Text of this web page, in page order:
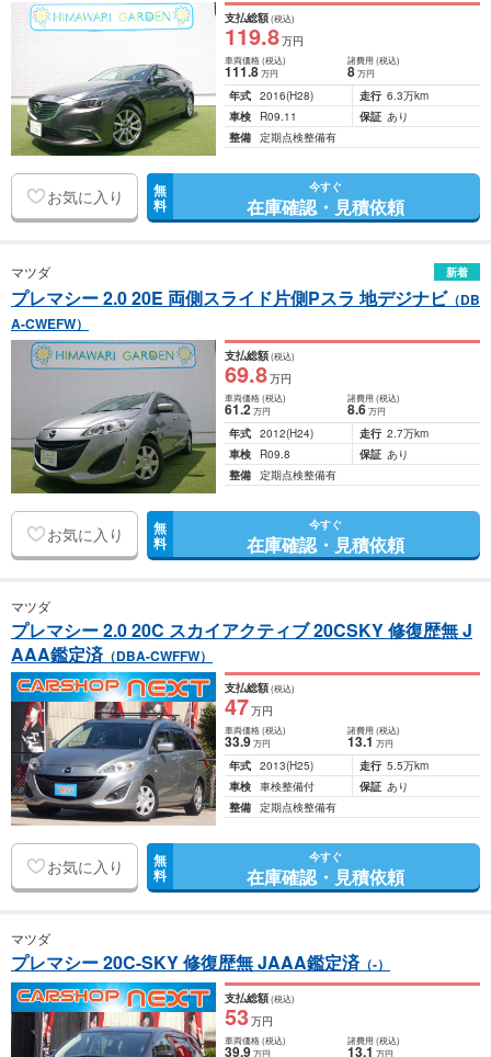
支払総額(税込)
119.8万円
車両価格(税込)
111.8万円
諸費用 (税込)
8 万円
年式 2016(H28) 走行 6.3万km
車検
R09.11 保証 あり
整備 定期点検整備有
お気に入り 無
料
今すぐ
在庫確認・見積依頼
マツダ 新着
プレマシー 2.0 20E 両側スライド片側Pスラ 地デジナビ（DB
A-CWEFW）
支払総額(税込)
69.8万円
車両価格(税込)
61.2万円
諸費用 (税込)
8.6 万円
年式 2012(H24) 走行 2.7万km
車検
R09.8 保証 あり
整備 定期点検整備有
お気に入り 無
料
今すぐ
在庫確認・見積依頼
マツダ
プレマシー 2.0 20C スカイアクティブ 20CSKY 修復歴無 J
AAA鑑定済（DBA-CWFFW）
支払総額(税込)
47万円
車両価格(税込)
33.9万円
諸費用 (税込)
13.1 万円
年式 2013(H25) 走行 5.5万km
車検 車検整備付 保証 あり
整備 定期点検整備有
お気に入り 無
料
今すぐ
在庫確認・見積依頼
マツダ
プレマシー 20C-SKY 修復歴無 JAAA鑑定済（-）
支払総額(税込)
53万円
車両価格(税込)
39.9万円
諸費用 (税込)
13.1 万円